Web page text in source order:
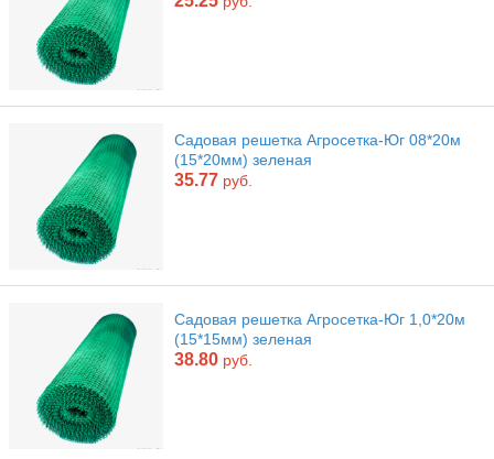
Садовая решетка Агросетка-Юг 08*20м
(15*20мм) зеленая
35.77 руб.
Садовая решетка Агросетка-Юг 1,0*20м
(15*15мм) зеленая
38.80 руб.